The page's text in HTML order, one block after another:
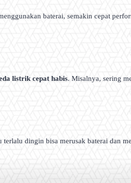
baterai, semakin cepat
listrik cepat habis. Misalnya, sering
dingin bisa merusak baterai dan